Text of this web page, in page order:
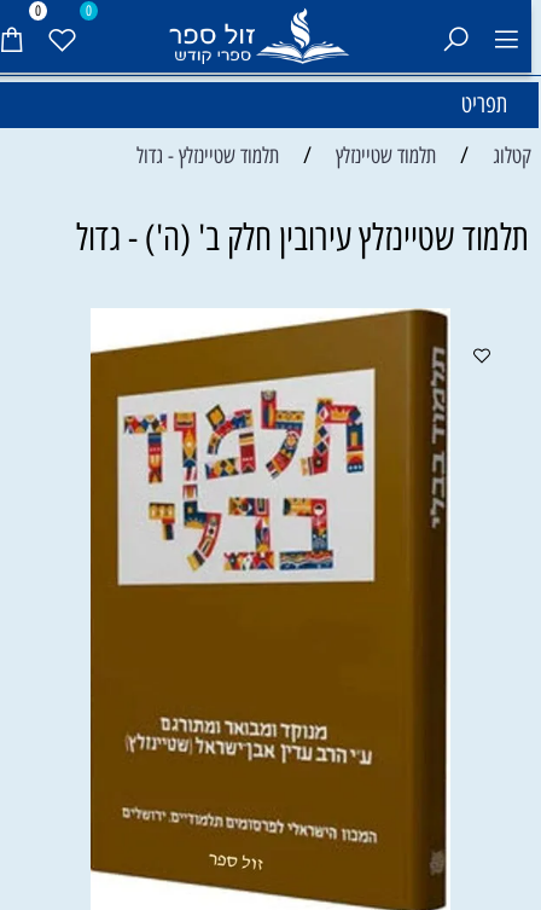
0 0
תפריט
קטלוג / תלמוד שטיינזלץ / תלמוד שטיינזלץ - גדול
תלמוד שטיינזלץ עירובין חלק ב' (ה') - גדול